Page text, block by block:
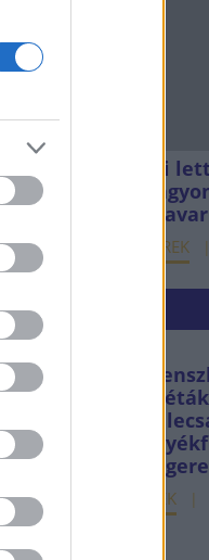
Mi
HÍREK
be,
HÍREK